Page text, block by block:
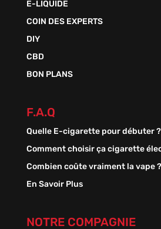
E-LIQUIDE
COIN DES EXPERTS
DIY
CBD
BON PLANS
F.A.Q
Quelle E-cigarette pour débuter ?
Comment choisir ça cigarette
Combien coûte vraiment la vape ?
En Savoir Plus
NOTRE COMPAGNIE